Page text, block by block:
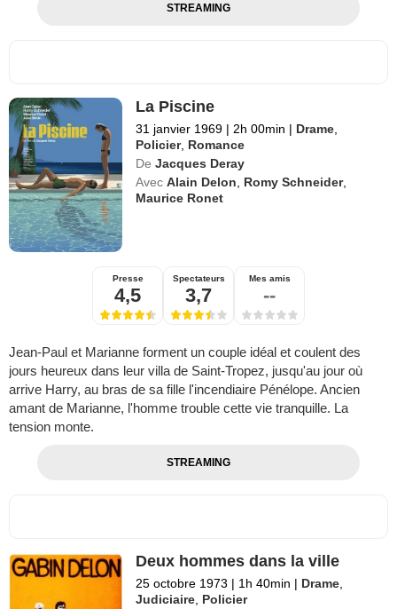
STREAMING
La Piscine
31 janvier 1969 | 2h 00min | Drame
Policier, Romance
De Jacques Deray
Avec Alain Delon Romy Schneider,
Maurice Ronet
Presse
4,5
Spectateurs
3,7
Mes amis
--
Jean-Paul et Marianne forment un couple idéal et coulent des
jours heureux dans leur villa de Saint-Tropez, jusqu'au jour où
arrive Harry, au bras de sa fille l'incendiaire Pénélope. Ancien
amant de Marianne, l'homme trouble cette vie tranquille. La
tension monte.
STREAMING
Deux hommes dans la ville
25 octobre 1973 | 1h 40min | Drame
Judiciaire Policier